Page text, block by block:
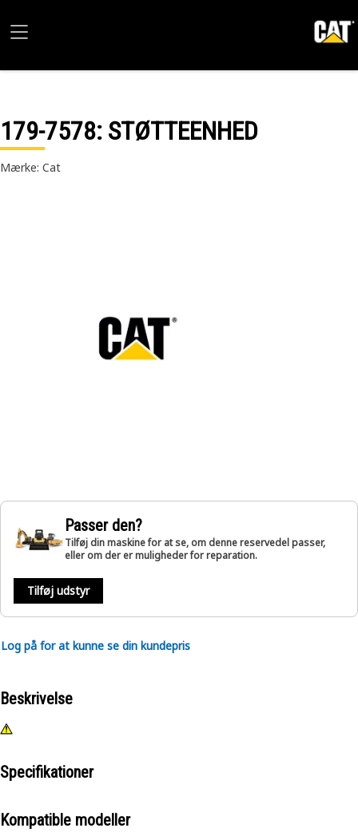
179-7578: STØTTEENHED
Mærke: Cat
Passer den?
Tilføj din maskine for at se, om denne reservedel passer,
eller om der er muligheder for reparation.
Tilføj udstyr
Log på for at kunne se din kundepris
Beskrivelse
Specifikationer
Kompatible modeller